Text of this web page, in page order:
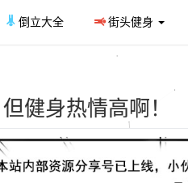
倒立大全 街头健身
健身热情高啊！